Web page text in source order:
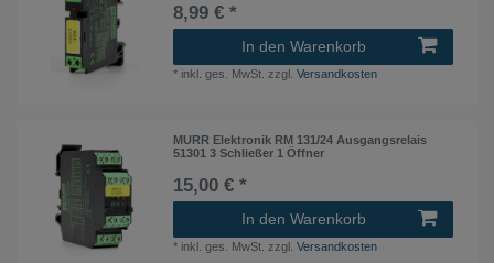
8,99 € *
In den Warenkorb
* inkl. ges. MwSt. zzgl.Versandkosten
MURR Elektronik RM 131/24 Ausgangsrelais
51301 3 Schließer 1 Öffner
15,00 € *
In den Warenkorb
* inkl. ges. MwSt. zzgl.Versandkosten